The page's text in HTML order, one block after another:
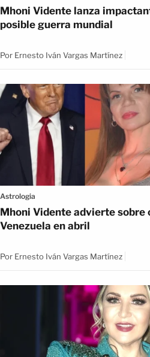
Mhoni Vidente lanza
posible guerra mundial
Por Ernesto Iván Vargas Martínez
Astrologia
Mhoni Vidente advierte sobre
Venezuela en abril
Por Ernesto Iván Vargas Martínez